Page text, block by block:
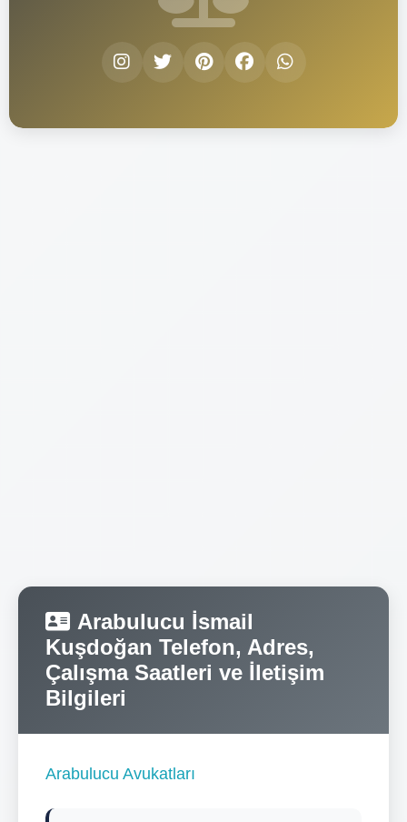
Arabulucu İsmail
Kuşdoğan Telefon, Adres,
Çalışma Saatleri ve İletişim
Bilgileri
Arabulucu Avukatları